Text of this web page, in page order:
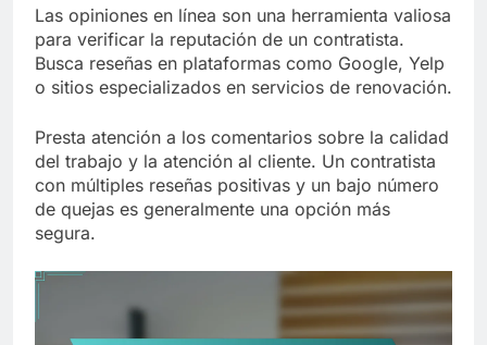
Las opiniones en línea son una herramienta valiosa
para verificar la reputación de un contratista.
Busca reseñas en plataformas como Google, Yelp
o sitios especializados en servicios de renovación.
Presta atención a los comentarios sobre la calidad
del trabajo y la atención al cliente. Un contratista
con múltiples reseñas positivas y un bajo número
de quejas es generalmente una opción más
segura.